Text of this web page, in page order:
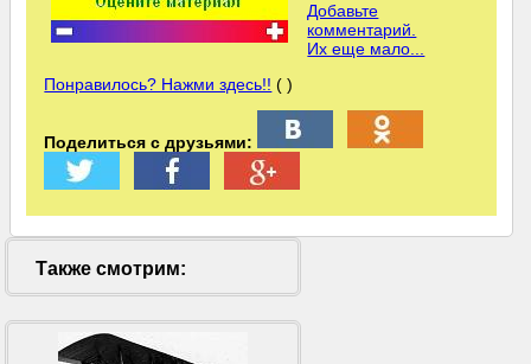
Добавьте
комментарий.
Их еще мало...
Понравилось? Нажми здесь!! ( )
Поделиться с друзьями:
Также смотрим: